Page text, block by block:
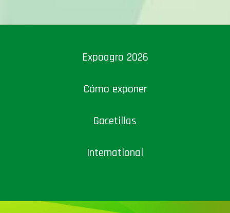
Expoagro 2026
Cómo exponer
Gacetillas
International